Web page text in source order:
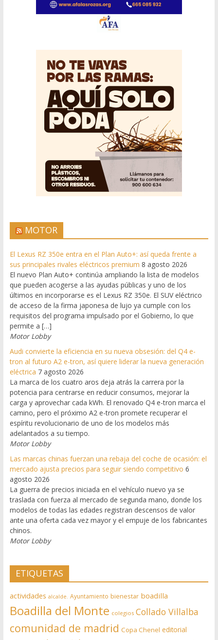
MOTOR
El Lexus RZ 350e entra en el Plan Auto+: así queda frente a
sus principales rivales eléctricos premium 8 agosto 2026
El nuevo Plan Auto+ continúa ampliando la lista de modelos
que pueden acogerse a las ayudas públicas y uno de los
últimos en incorporarse es el Lexus RZ 350e. El SUV eléctrico
de acceso de la firma japonesa de lujo ya cumple con los
requisitos del programa impulsado por el Gobierno, lo que
permite a […]
Motor Lobby
Audi convierte la eficiencia en su nueva obsesión: del Q4 e-
tron al futuro A2 e-tron, así quiere liderar la nueva generación
eléctrica 7 agosto 2026
La marca de los cuatro aros deja atrás la carrera por la
potencia para centrarse en reducir consumos, mejorar la
carga y aprovechar cada kWh. El renovado Q4 e-tron marca el
camino, pero el próximo A2 e-tron promete recuperar el
espíritu revolucionario de uno de los modelos más
adelantados a su tiempo.
Motor Lobby
Las marcas chinas fuerzan una rebaja del coche de ocasión: el
mercado ajusta precios para seguir siendo competitivo 6
agosto 2026
La guerra de precios iniciada en el vehículo nuevo ya se
traslada con fuerza al mercado de segunda mano, donde los
modelos de todas las edades registran descensos de valor
ante una oferta cada vez mayor y el empuje de los fabricantes
chinos.
Motor Lobby
ETIQUETAS
actividades alcalde. Ayuntamiento bienestar boadilla
Boadilla del Monte colegios Collado Villalba
comunidad de madrid Copa Chenel editorial